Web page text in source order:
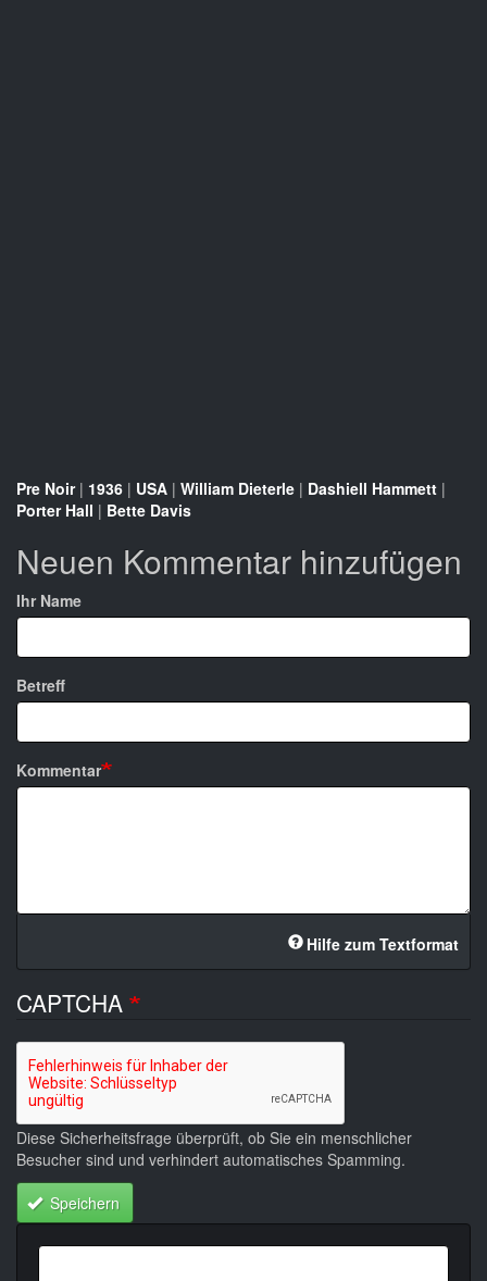
Pre Noir| 1936 | USA | William Dieterle | Dashiell Hammett |
Porter Hall | Bette Davis
Neuen Kommentar hinzufügen
Ihr Name
Betreff
Kommentar
Hilfe zum Textformat
CAPTCHA
Diese Sicherheitsfrage überprüft, ob Sie ein menschlicher
Besucher sind und verhindert automatisches Spamming.
Speichern